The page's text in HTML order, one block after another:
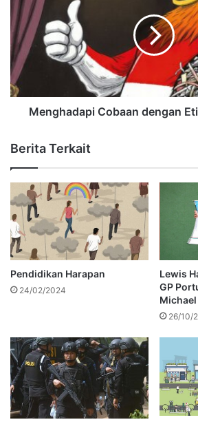
Menghadapi Cobaan dengan
Berita Terkait
Pendidikan Harapan
24/02/2024
Lewis
GP
26/10/